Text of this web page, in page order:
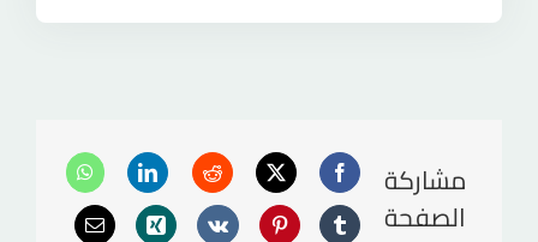
مشاركة
الصفحة